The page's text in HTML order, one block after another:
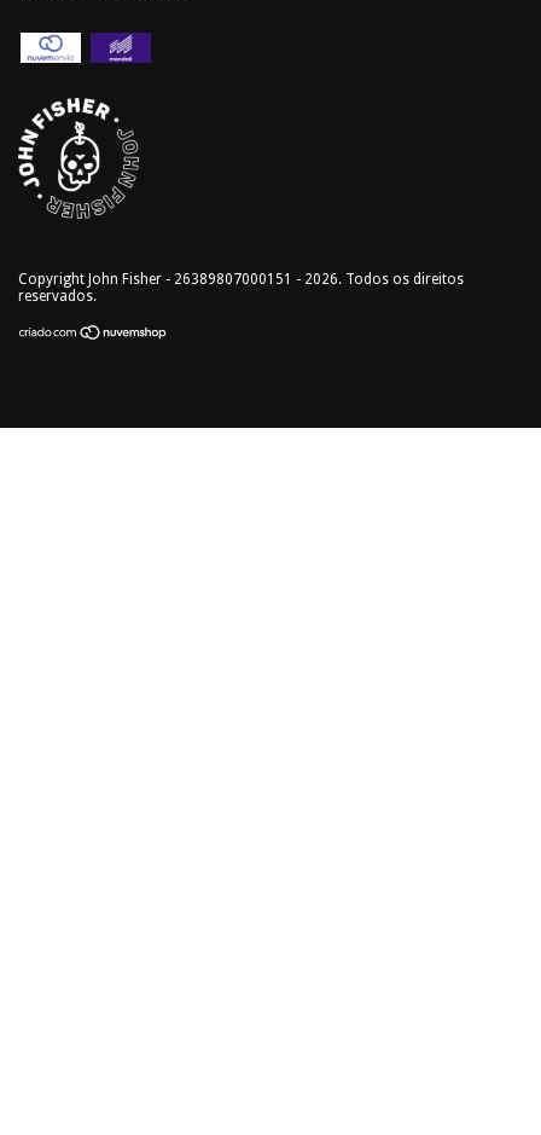
Copyright John Fisher - 26389807000151 - 2026. Todos os direitos
reservados.